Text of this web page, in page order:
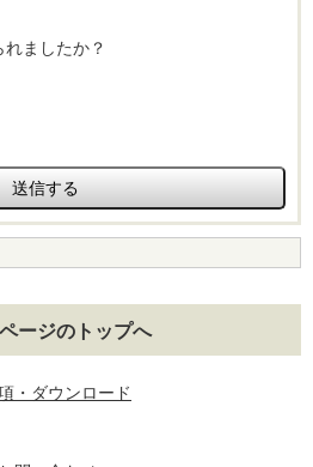
ましたか？
ージのトップへ
・ダウンロード